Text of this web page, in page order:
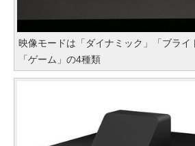
映像モードは「ダイナミック」「ブライ
「ゲーム」の4種類